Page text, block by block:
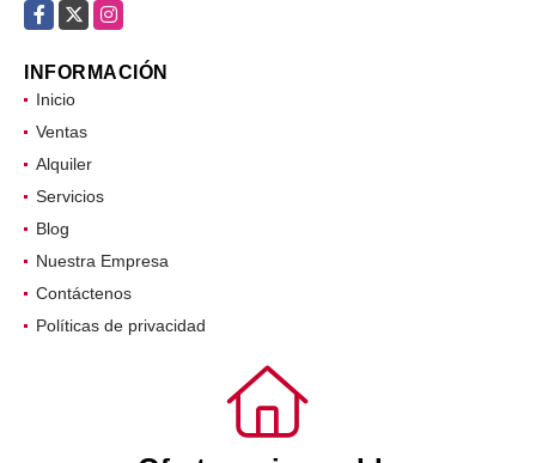
Facebook
X Instagram
INFORMACIÓN
Inicio
Ventas
Alquiler
Servicios
Blog
Nuestra Empresa
Contáctenos
Políticas de privacidad